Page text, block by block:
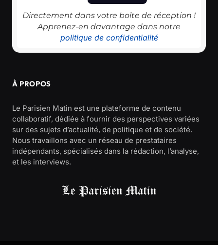
Directement dans votre boîte de réception !
Apprenez-en davantage dans notre
politique de confidentialité
À PROPOS
Le Parisien Matin est une plateforme de contenu
collaboratif, dédiée à fournir des perspectives variées
sur des sujets d’actualité, de politique et de société.
Nous travaillons avec un réseau de prestataires
indépendants, spécialisés dans la rédaction, l’analyse,
et les interviews.